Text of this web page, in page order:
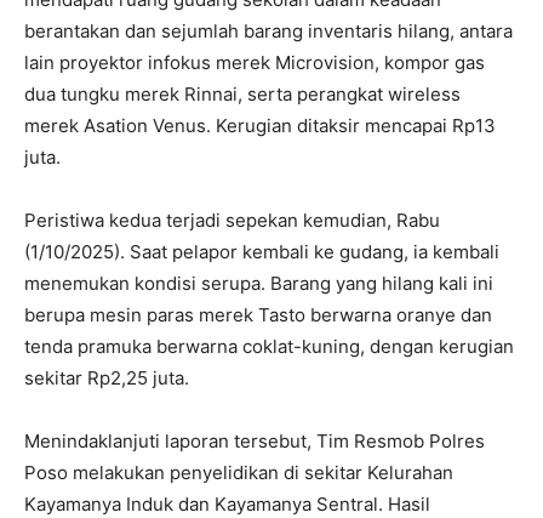
berantakan dan sejumlah barang inventaris hilang, antara
lain proyektor infokus merek Microvision, kompor gas
dua tungku merek Rinnai, serta perangkat wireless
merek Asation Venus. Kerugian ditaksir mencapai Rp13
juta.
Peristiwa kedua terjadi sepekan kemudian, Rabu
(1/10/2025). Saat pelapor kembali ke gudang, ia kembali
menemukan kondisi serupa. Barang yang hilang kali ini
berupa mesin paras merek Tasto berwarna oranye dan
tenda pramuka berwarna coklat-kuning, dengan kerugian
sekitar Rp2,25 juta.
Menindaklanjuti laporan tersebut, Tim Resmob Polres
Poso melakukan penyelidikan di sekitar Kelurahan
Kayamanya Induk dan Kayamanya Sentral. Hasil